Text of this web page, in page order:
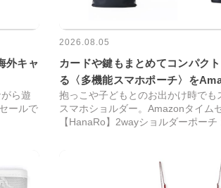
外キャ
ら遊
ールで
2026.08.05
カードや鍵もまとめてコンパク
る〈多機能スマホポーチ〉を
ト！
抱っこや子どもとのお出かけ時で
スマホショルダー。Amazonタイム
【HanaRo】2wayショルダーポー